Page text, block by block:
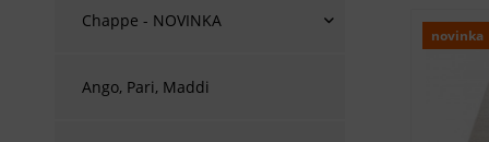
Chappe - NOVINKA
Ango, Pari, Maddi
novinka